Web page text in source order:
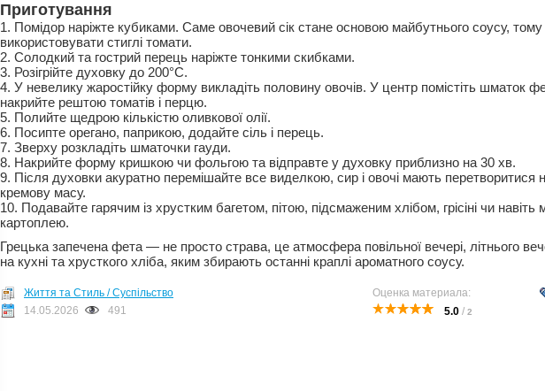
Приготування
Помідор наріжте кубиками. Саме овочевий сік стане основою майбутнього соусу,
використовувати стиглі томати.
Солодкий та гострий перець наріжте тонкими скибками.
Розігрійте духовку до 200°C.
У невелику жаростійку форму викладіть половину овочів. У центр помістіть шматок
накрийте рештою томатів і перцю.
Полийте щедрою кількістю оливкової олії.
Посипте орегано, паприкою, додайте сіль і перець.
Зверху розкладіть шматочки гауди.
Накрийте форму кришкою чи фольгою та відправте у духовку приблизно на 30 хв.
Після духовки акуратно перемішайте все виделкою, сир і овочі мають перетворитися
кремову масу.
10. Подавайте гарячим із хрустким багетом, пітою, підсмаженим хлібом, грісіні чи
картоплею.
Грецька запечена фета — не просто страва, це атмосфера повільної вечері, літнього
на кухні та хрусткого хліба, яким збирають останні краплі ароматного соусу.
Оценка материала:
5.0 / 2
Життя та Стиль / Суспільство
14.05.2026
491